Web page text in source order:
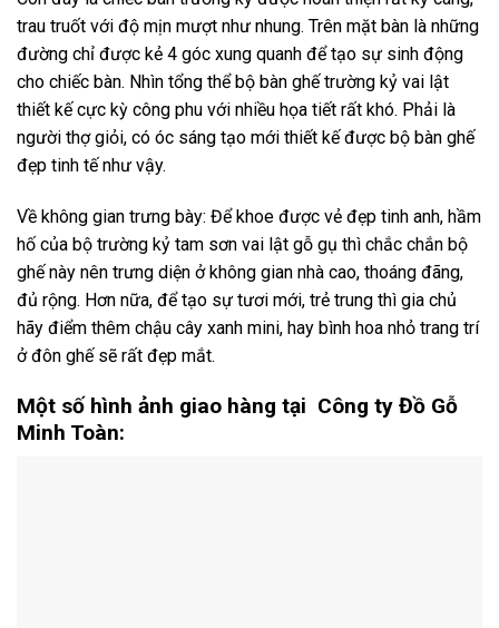
trau truốt với độ mịn mượt như nhung. Trên mặt bàn là những
đường chỉ được kẻ 4 góc xung quanh để tạo sự sinh động
cho chiếc bàn. Nhìn tổng thể bộ bàn ghế trường kỷ vai lật
thiết kế cực kỳ công phu với nhiều họa tiết rất khó. Phải là
người thợ giỏi, có óc sáng tạo mới thiết kế được bộ bàn ghế
đẹp tinh tế như vậy.
Về không gian trưng bày: Để khoe được vẻ đẹp tinh anh, hầm
hố của bộ trường kỷ tam sơn vai lật gỗ gụ thì chắc chắn bộ
ghế này nên trưng diện ở không gian nhà cao, thoáng đãng,
đủ rộng. Hơn nữa, để tạo sự tươi mới, trẻ trung thì gia chủ
hãy điểm thêm chậu cây xanh mini, hay bình hoa nhỏ trang trí
ở đôn ghế sẽ rất đẹp mắt.
Một số hình ảnh giao hàng tại Công ty Đồ Gỗ
Minh Toàn: